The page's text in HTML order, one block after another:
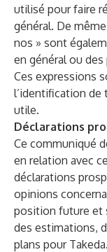
utilisé pour faire
général. De
nos » sont
en général ou
Ces expressions
l’identification de
utile.
Déclarations
Ce communiqué
en relation avec
déclarations
opinions
position future et
des estimations,
plans pour